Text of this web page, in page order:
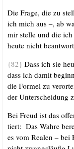
Die Fra­ge, die zu
ich mich aus –, ab
mir stel­le und die
heu­te nicht
{82} Dass ich sie
dass ich damit
die For­mel zu
der Unter­schei­dung
Bei Freud ist das
tiert: Das Wah­re
es vom Rea­len – bei